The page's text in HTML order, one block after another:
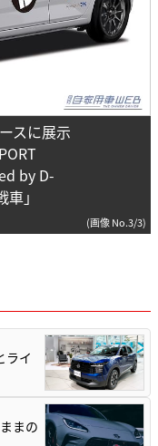
スに展示
by D-
」
(画像 No.3/3)
ライ
まの